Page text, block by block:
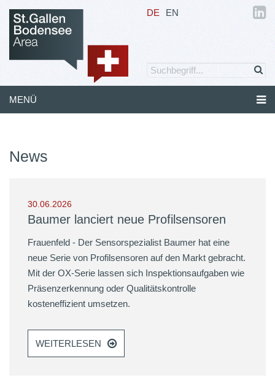
DE EN
MENÜ
News
30.06.2026
Baumer lanciert neue Profilsensoren
Frauenfeld - Der Sensorspezialist Baumer hat eine
neue Serie von Profilsensoren auf den Markt gebracht.
Mit der OX-Serie lassen sich Inspektionsaufgaben wie
Präsenzerkennung oder Qualitätskontrolle
kosteneffizient umsetzen.
WEITERLESEN